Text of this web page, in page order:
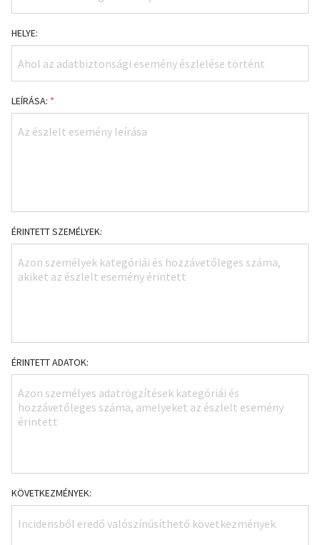
HELYE:
LEÍRÁSA: *
ÉRINTETT SZEMÉLYEK:
ÉRINTETT ADATOK:
KÖVETKEZMÉNYEK: